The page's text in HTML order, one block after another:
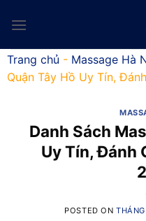
Trang chủ - Massage Hà
Quận Tây Hồ Uy Tín,
Danh Sách
Uy Tín, Đánh
POSTED ON